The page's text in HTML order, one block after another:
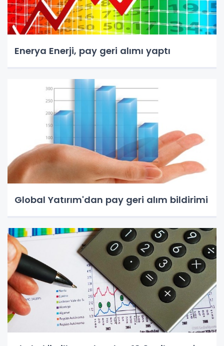
Enerya Enerji, pay geri alımı yaptı
Global Yatırım'dan pay geri alım bildirimi